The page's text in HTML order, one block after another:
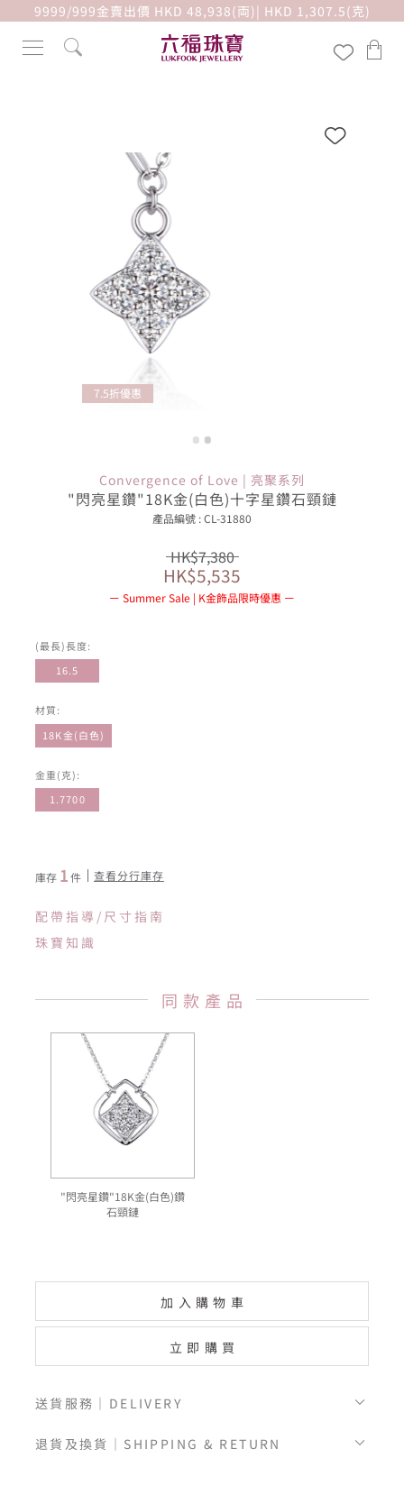
9999/999金賣出價 HKD 48,938(両)| HKD 1,307.5(克)
7.5折優惠
Convergence of Love | 亮聚系列
"閃亮星鑽"18K金(白色)十字星鑽石頸鏈
產品編號 : CL-31880
HK$7,380
HK$5,535
Summer Sale | K金飾品限時優惠
(最長)長度:
16.5
材質:
18K金(白色)
金重(克):
1.7700
庫存 1件 查看分行庫存
配帶指導/尺寸指南
珠寶知識
同款產品
"閃亮星鑽"18K金(白色)鑽
石頸鏈
加入購物車
立即購買
送貨服務｜DELIVERY
退貨及換貨｜SHIPPING & RETURN